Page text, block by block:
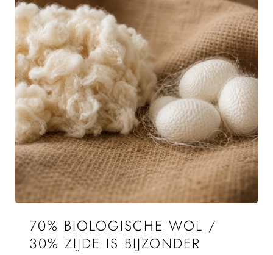
70% BIOLOGISCHE WOL /
30% ZIJDE IS BIJZONDER